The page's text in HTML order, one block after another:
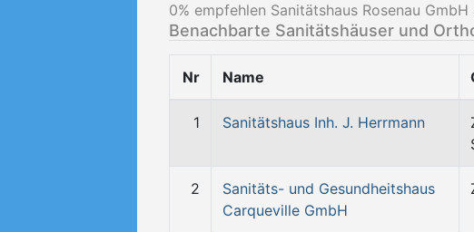
0% empfehlen Sanitätshaus Rosenau
Benachbarte Sanitätshäuser und
Nr Name
1 Sanitätshaus Inh. J. Herrmann
2
Sanitäts- und Gesundheitshaus
Carqueville GmbH